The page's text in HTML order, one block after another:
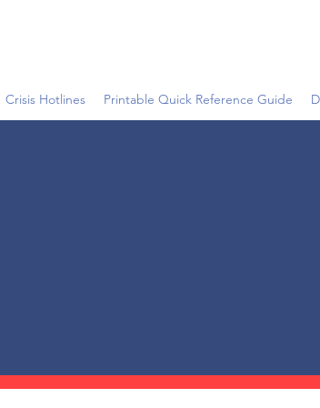
Crisis Hotlines Printable Quick Reference Guide